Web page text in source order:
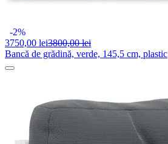
-2%
3750,00 lei3800,00 lei
Bancă de grădină, verde, 145,5 cm, plastic